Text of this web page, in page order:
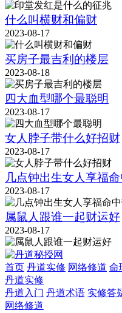
什么叫横财和偏财
2023-08-17
买房子最吉利的楼层
2023-08-18
四大血型哪个最聪明
2023-08-17
女人脖子带什么好招财
2023-08-17
几点钟出生女人享福
2023-08-17
属鼠人跟谁一起财运好
2023-08-17
首页 丹道实修 网络修道 命
丹道实修
丹道入门 丹道术语 实修答
网络修道